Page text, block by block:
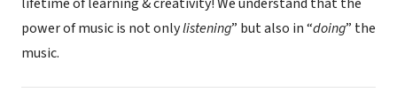
power of music is not onlylistening” but also in “doing” the
music.